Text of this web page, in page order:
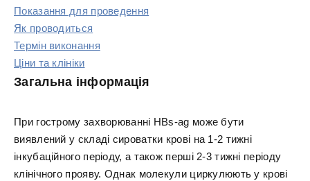
Показання для проведення
Як проводиться
Термін виконання
Ціни та клініки
Загальна інформація
При гострому захворюванні HBs-ag може бути
виявлений у складі сироватки крові на 1-2 тижні
інкубаційного періоду, а також перші 2-3 тижні періоду
клінічного прояву. Однак молекули циркулюють у крові